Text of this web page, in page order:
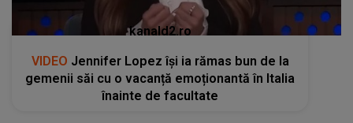
kanald2.ro
VIDEO Jennifer Lopez își ia rămas bun de la
gemenii săi cu o vacanță emoționantă în Italia
înainte de facultate